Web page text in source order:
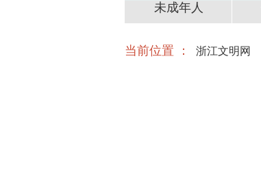
公民道德
未成年人
当前位置 ： 浙江文明网